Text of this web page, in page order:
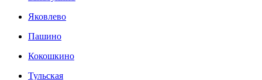
Яковлево
Пашино
Кокошкино
Тульская